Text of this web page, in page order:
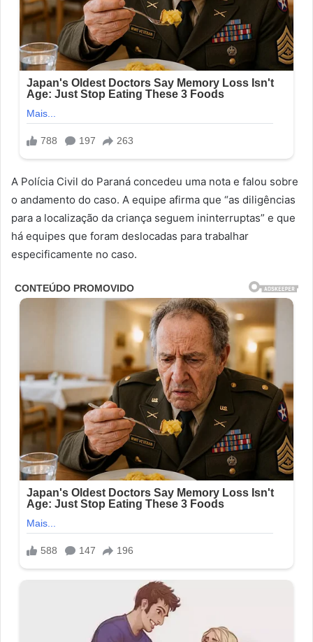
A Polícia Civil do Paraná concedeu uma nota e falou sobre
o andamento do caso. A equipe afirma que “as diligências
para a localização da criança seguem ininterruptas” e que
há equipes que foram deslocadas para trabalhar
especificamente no caso.